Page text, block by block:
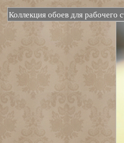
Коллекция обоев для рабочего